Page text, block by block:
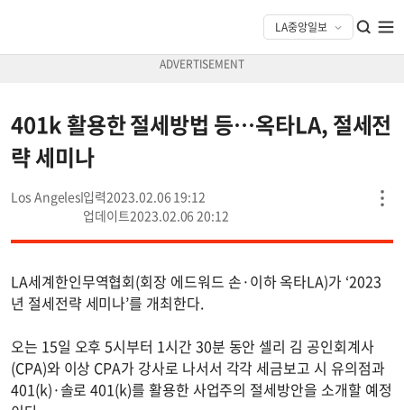
401k 활용한 절세방법 등…옥타LA, 절세전
략 세미나
Los Angeles
2023.02.06 19:12
2023.02.06 20:12
LA세계한인무역협회(회장 에드워드 손·이하 옥타LA)가 ‘2023
년 절세전략 세미나’를 개최한다.
오는 15일 오후 5시부터 1시간 30분 동안 셀리 김 공인회계사
(CPA)와 이상 CPA가 강사로 나서서 각각 세금보고 시 유의점과
401(k)·솔로 401(k)를 활용한 사업주의 절세방안을 소개할 예정